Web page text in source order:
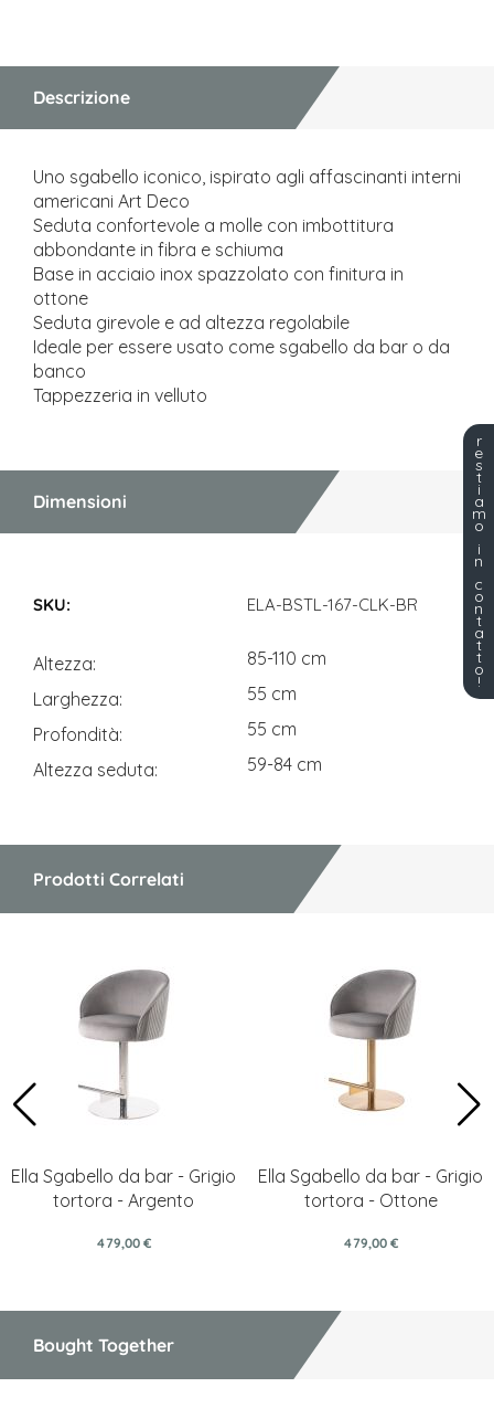
Descrizione
Uno sgabello iconico, ispirato agli affascinanti interni
americani Art Deco
Seduta confortevole a molle con imbottitura
abbondante in fibra e schiuma
Base in acciaio inox spazzolato con finitura in
ottone
Seduta girevole e ad altezza regolabile
Ideale per essere usato come sgabello da bar o da
banco
Tappezzeria in velluto
Dimensioni
ELA-BSTL-167-CLK-BR
Altezza
85-110 cm
Larghezza
55 cm
Profondità
55 cm
Altezza seduta
59-84 cm
Prodotti Correlati
Ella Sgabello da bar - Grigio
tortora - Argento
479,00 €
Ella Sgabello da bar - Grigio
tortora - Ottone
479,00 €
Bought Together
r
e
s
t
i
a
m
o
i
n
c
o
n
t
a
t
t
o
!